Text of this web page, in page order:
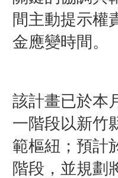
間主動提示權
金應變時間。
該計畫已於本
一階段以新竹
範樞紐；預計
階段，並規劃